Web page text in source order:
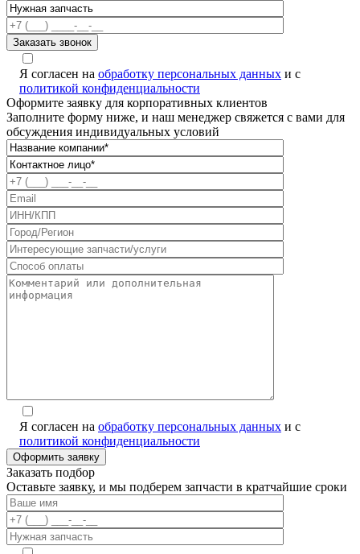
Я согласен на обработку персональных данных и с
политикой конфиденциальности
Оформите заявку для корпоративных клиентов
Заполните форму ниже, и наш менеджер свяжется с вами для
обсуждения индивидуальных условий
Я согласен на обработку персональных данных и с
политикой конфиденциальности
Заказать подбор
Оставьте заявку, и мы подберем запчасти в кратчайшие сроки